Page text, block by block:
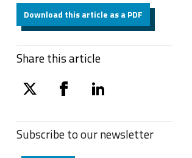
Download this article as a PDF
Share this article
twitter facebooklinkedin
Subscribe to ournewsletter